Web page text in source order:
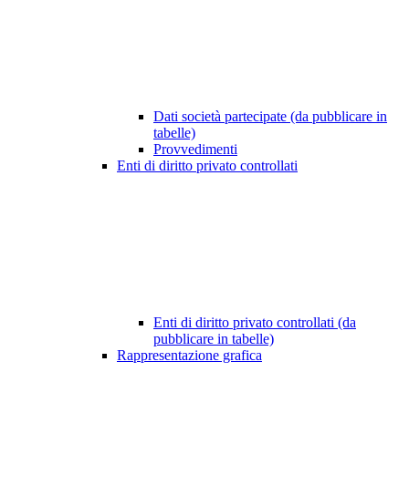
Dati società partecipate (da pubblicare in
tabelle)
Provvedimenti
Enti di diritto privato controllati
Enti di diritto privato controllati (da
pubblicare in tabelle)
Rappresentazione grafica